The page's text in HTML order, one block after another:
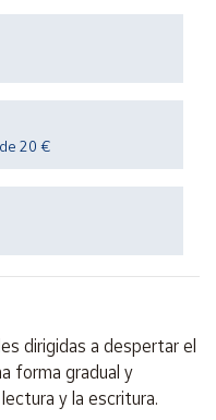
20 €
dirigidas a despertar el
forma gradual y
y la escritura.